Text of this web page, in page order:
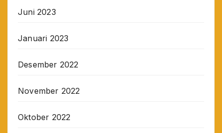
Juni 2023
Januari 2023
Desember 2022
November 2022
Oktober 2022